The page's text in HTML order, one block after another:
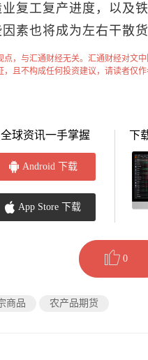
复工复产进度，以及
素也将成为左右干散
点，与汇通财经无关。汇通财经对文
且不构成任何投资建议，请读者仅
球资讯一手掌握
Android 下载
App Store 下载
下
0
商品 农产品期货